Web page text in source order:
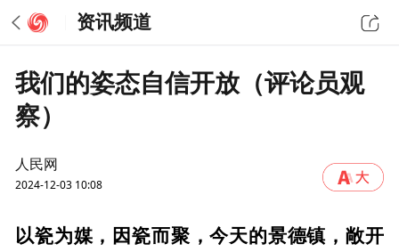
资讯频道
我们的姿态自信开放（评论员观
察）
人民网
2024-12-03 10:08
以瓷为媒，因瓷而聚，今天的景德镇，敞开